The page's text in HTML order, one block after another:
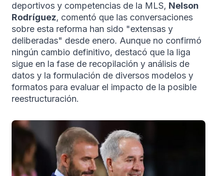
deportivos y competencias de la MLS, Nelson
Rodríguez, comentó que las conversaciones
sobre esta reforma han sido "extensas y
deliberadas" desde enero. Aunque no confirmó
ningún cambio definitivo, destacó que la liga
sigue en la fase de recopilación y análisis de
datos y la formulación de diversos modelos y
formatos para evaluar el impacto de la posible
reestructuración.